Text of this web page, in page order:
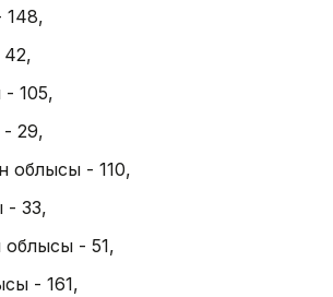
148,
42,
105,
29,
облысы - 110,
- 33,
облысы - 51,
- 161,